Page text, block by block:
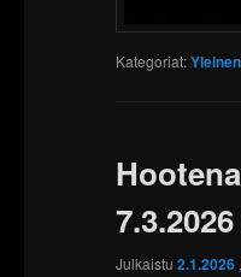
Kategoriat:Yleinen
7.3.2026
Julkaistu 2.1.2026